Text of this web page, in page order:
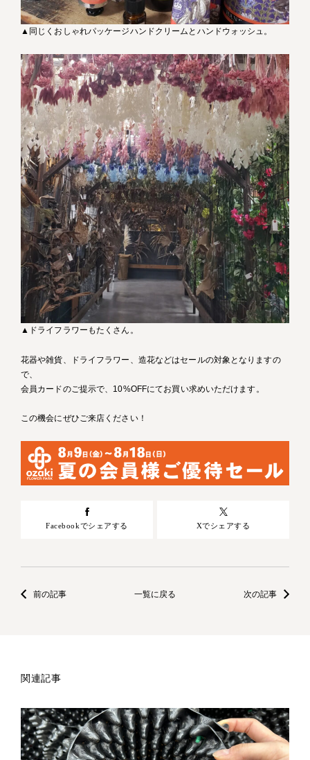
▲同じくおしゃれパッケージハンドクリームとハンドウォッシュ。
▲ドライフラワーもたくさん。
花器や雑貨、ドライフラワー、造花などはセールの対象となりますの
で、
会員カードのご提示で、10%OFFにてお買い求めいただけます。
この機会にぜひご来店ください！
Facebookでシェアする Xでシェアする
前の記事 一覧に戻る 次の記事
関連記事